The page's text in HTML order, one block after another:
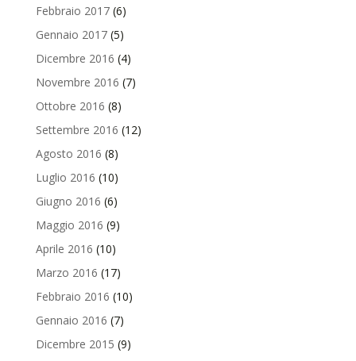
Febbraio 2017(6)
Gennaio 2017(5)
Dicembre 2016 (4)
Novembre 2016 (7)
Ottobre 2016 (8)
Settembre 2016 (12)
Agosto 2016 (8)
Luglio 2016 (10)
Giugno 2016 (6)
Maggio 2016 (9)
Aprile 2016 (10)
Marzo 2016 (17)
Febbraio 2016 (10)
Gennaio 2016 (7)
Dicembre 2015 (9)